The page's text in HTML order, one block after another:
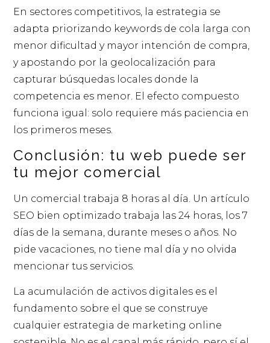
En sectores competitivos, la estrategia se
adapta priorizando keywords de cola larga con
menor dificultad y mayor intención de compra,
y apostando por la geolocalización para
capturar búsquedas locales donde la
competencia es menor. El efecto compuesto
funciona igual: solo requiere más paciencia en
los primeros meses.
Conclusión: tu web puede ser
tu mejor comercial
Un comercial trabaja 8 horas al día. Un artículo
SEO bien optimizado trabaja las 24 horas, los 7
días de la semana, durante meses o años. No
pide vacaciones, no tiene mal día y no olvida
mencionar tus servicios.
La acumulación de activos digitales es el
fundamento sobre el que se construye
cualquier estrategia de marketing online